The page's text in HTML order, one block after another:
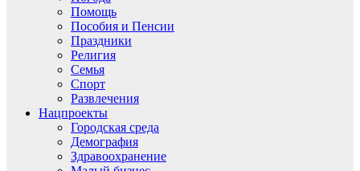
Помощь
Пособия и Пенсии
Праздники
Религия
Семья
Спорт
Развлечения
Нацпроекты
Городская среда
Демография
Здравоохранение